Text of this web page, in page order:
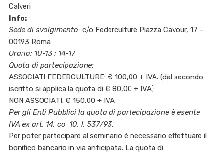
Calveri
Info:
Sede di svolgimento:c/o Federculture Piazza Cavour, 17 –
00193 Roma
Orario: 10-13 ; 14-17
Quota di partecipazione:
ASSOCIATI FEDERCULTURE: € 100,00 + IVA. (dal secondo
iscritto si applica la quota di € 80,00 + IVA)
NON ASSOCIATI: € 150,00 + IVA
Per gli Enti Pubblici la quota di partecipazione è esente
IVA ex art. 14, co. 10, l. 537/93.
Per poter partecipare al seminario è necessario effettuare il
bonifico bancario in via anticipata. La quota di